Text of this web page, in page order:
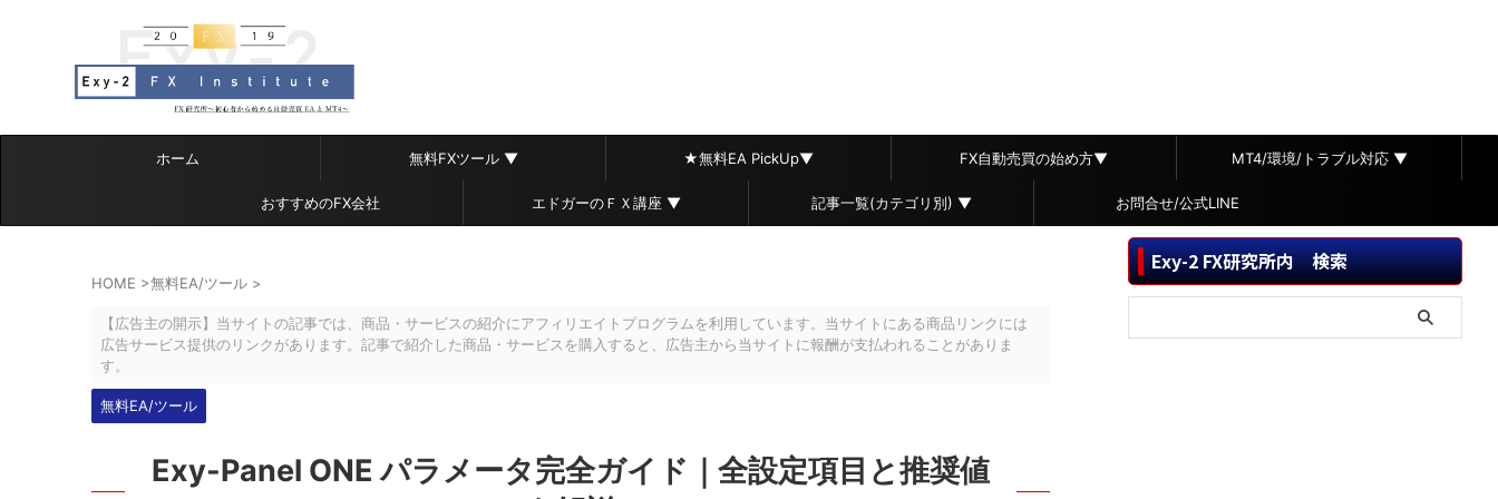
ホーム 無料FXツール ▼ ★無料EA PickUp▼ FX自動売買の始め方▼ MT4/環境/トラブル対応 ▼
おすすめのFX会社 エドガーのＦＸ講座 ▼ 記事一覧(カテゴリ別) ▼ お問合せ/公式LINE
HOME >無料EA/ツール >
【広告主の開示】当サイトの記事では、商品・サービスの紹介にアフィリエイトプログラムを利用しています。当サイトにある商品リンクには
広告サービス提供のリンクがあります。記事で紹介した商品・サービスを購入すると、広告主から当サイトに報酬が支払われることがありま
す。
無料EA/ツール
Exy-Panel ONE パラメータ完全ガイド｜全設定項目と推奨値
Exy-2 FX研究所内 検索